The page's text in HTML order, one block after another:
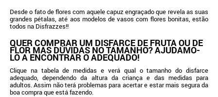
Desde o fato de flores com aquele capuz engraçado que revela as suas
grandes pétalas, até aos modelos de vasos com flores bonitas, estão
todos na Disfrazzes!!
QUER COMPRAR UM DISFARCE DE FRUTA OU DE
FLOR MAS DÚVIDAS NO TAMANHO? AJUDAMO-
LO A ENCONTRAR O ADEQUADO!
Clique na tabela de medidas e verá qual o tamanho do disfarce
adequado, dependendo da altura da criança e das medidas para
adultos. Assim não terá problemas para acertar e estar mais segura da
boa compra que está fazendo.